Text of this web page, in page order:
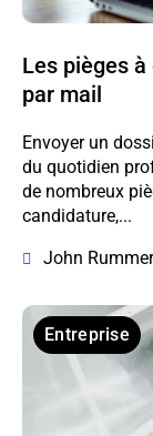
Les pièges
par mail
Envoyer un
du quotidien
de nombreux
candidature,...
John Rummer
Entreprise